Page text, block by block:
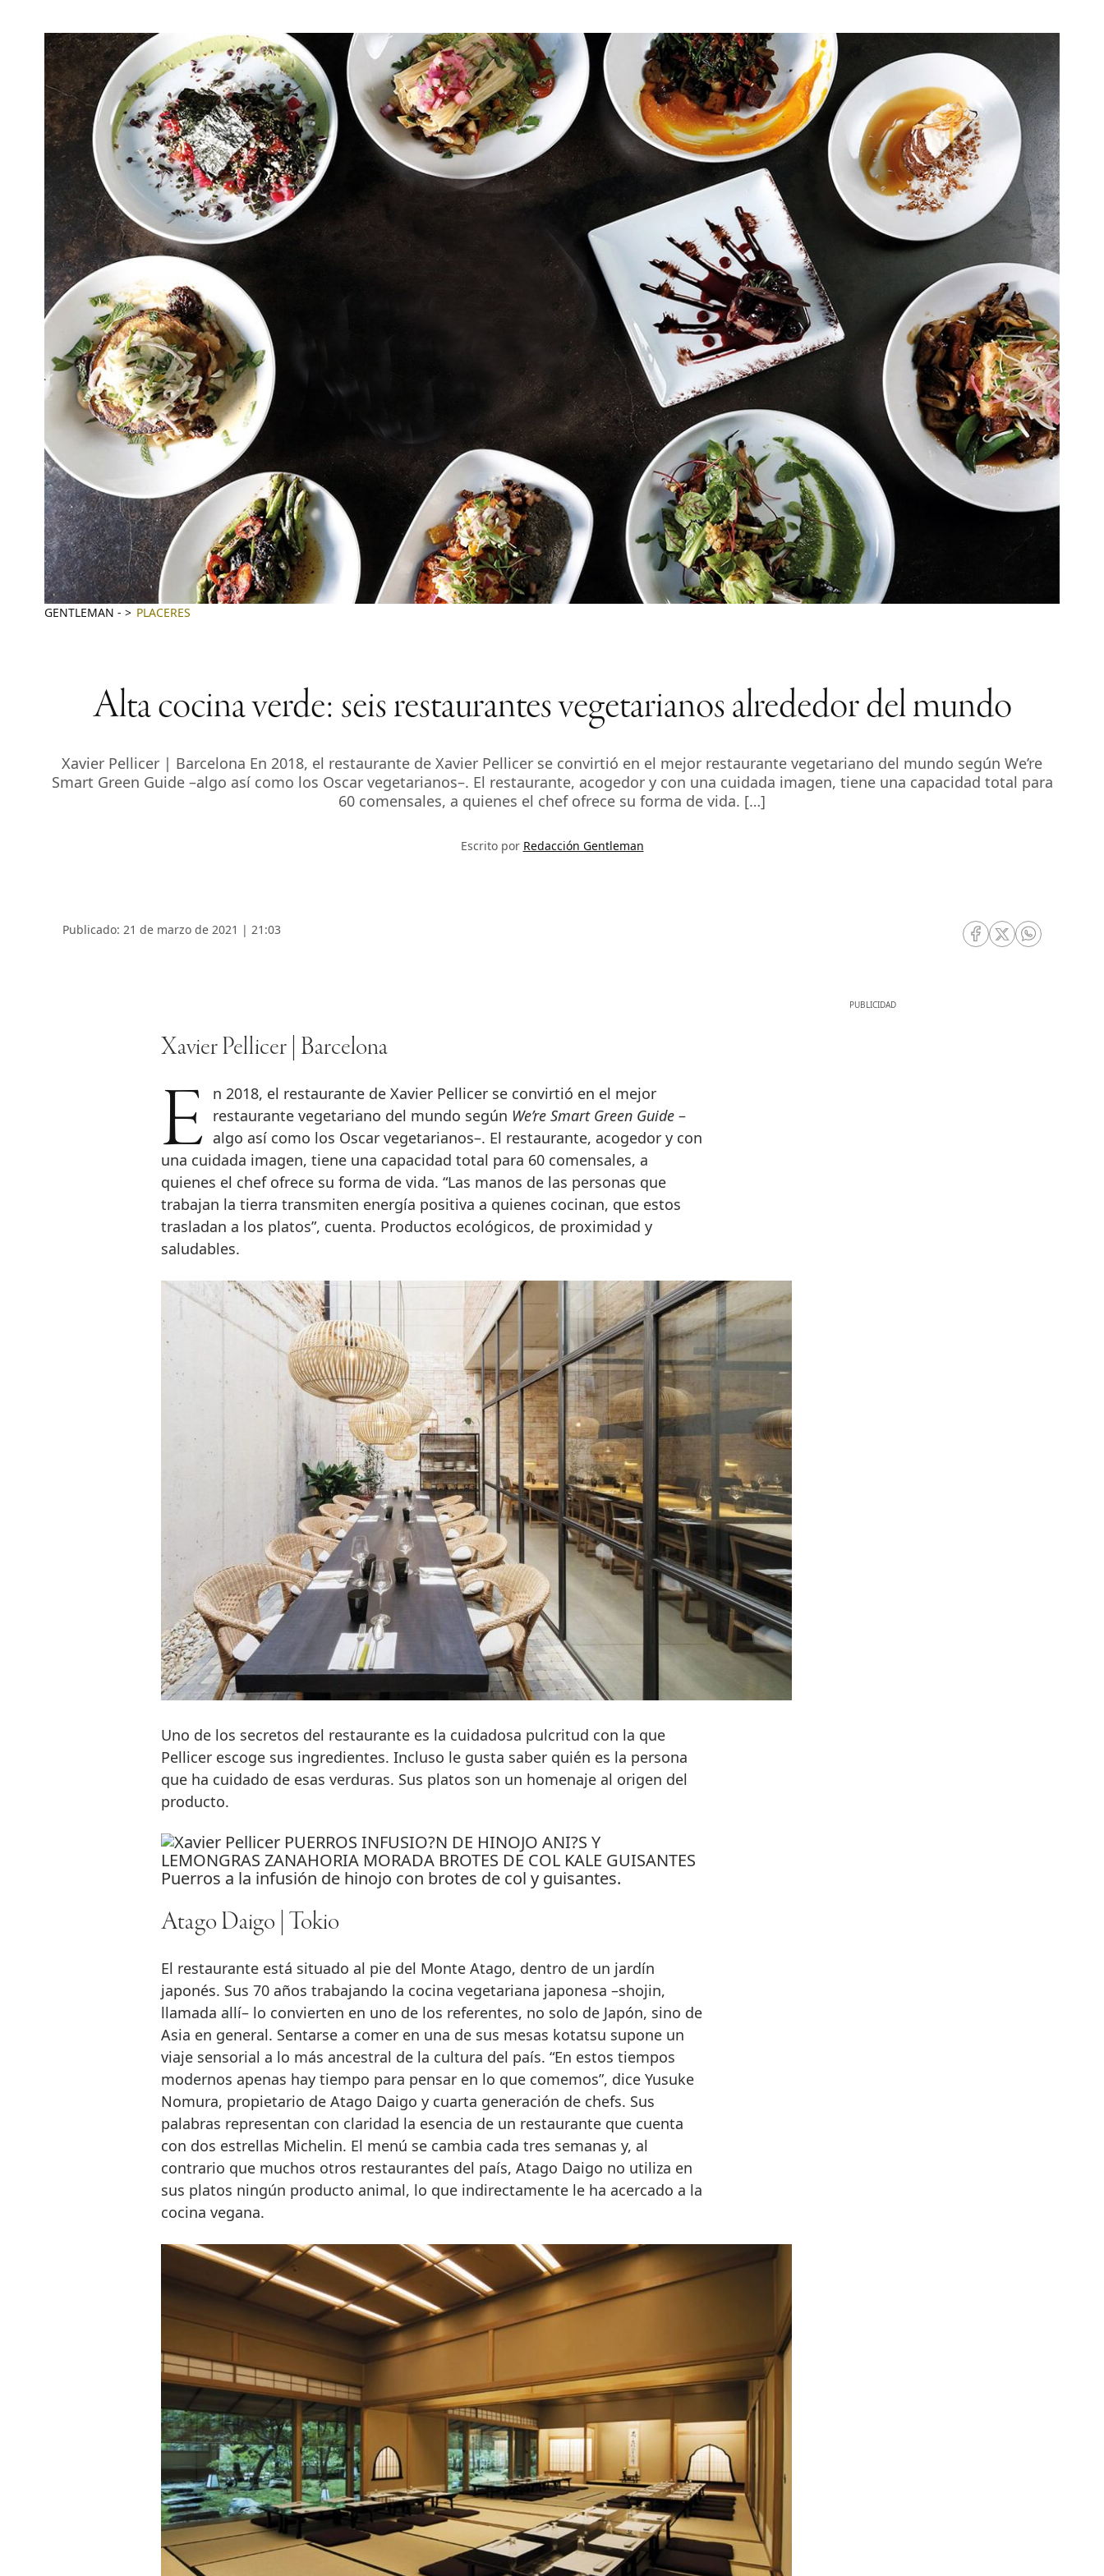
GENTLEMAN - PLACERES
Alta cocina verde: seis restaurantes vegetarianos alrededor del mundo
Xavier Pellicer | Barcelona En 2018, el restaurante de Xavier Pellicer se convirtió en el mejor restaurante vegetariano del mundo según We’re
Smart Green Guide –algo así como los Oscar vegetarianos–. El restaurante, acogedor y con una cuidada imagen, tiene una capacidad total para
60 comensales, a quienes el chef ofrece su forma de vida. […]
Escrito por Redacción Gentleman
Publicado: 21 de marzo de 2021 | 21:03
RRSS Facebook
RRSS Twitter
RRSS
Xavier Pellicer | Barcelona
En 2018, el restaurante de Xavier Pellicer se convirtió en el mejor restaurante vegetariano del mundo según We’re Smart Green Guide–
algo así como los Oscar vegetarianos–. El restaurante, acogedor y con
una cuidada imagen, tiene una capacidad total para 60 comensales, a
quienes el chef ofrece su forma de vida. “Las manos de las personas que
trabajan la tierra transmiten energía positiva a quienes cocinan, que estos
trasladan a los platos”, cuenta. Productos ecológicos, de proximidad y
saludables.
Uno de los secretos del restaurante es la cuidadosa pulcritud con la que
Pellicer escoge sus ingredientes. Incluso le gusta saber quién es la persona
que ha cuidado de esas verduras. Sus platos son un homenaje al origen del
producto.
Puerros a la infusión de hinojo con brotes de col y guisantes.
Atago Daigo | Tokio
El restaurante está situado al pie del Monte Atago, dentro de un jardín
japonés. Sus 70 años trabajando la cocina vegetariana japonesa –shojin,
llamada allí– lo convierten en uno de los referentes, no solo de Japón, sino de
Asia en general. Sentarse a comer en una de sus mesas kotatsu supone un
viaje sensorial a lo más ancestral de la cultura del país. “En estos tiempos
modernos apenas hay tiempo para pensar en lo que comemos”, dice Yusuke
Nomura, propietario de Atago Daigo y cuarta generación de chefs. Sus
palabras representan con claridad la esencia de un restaurante que cuenta
con dos estrellas Michelin. El menú se cambia cada tres semanas y, al
contrario que muchos otros restaurantes del país, Atago Daigo no utiliza en
sus platos ningún producto animal, lo que indirectamente le ha acercado a la
cocina vegana.